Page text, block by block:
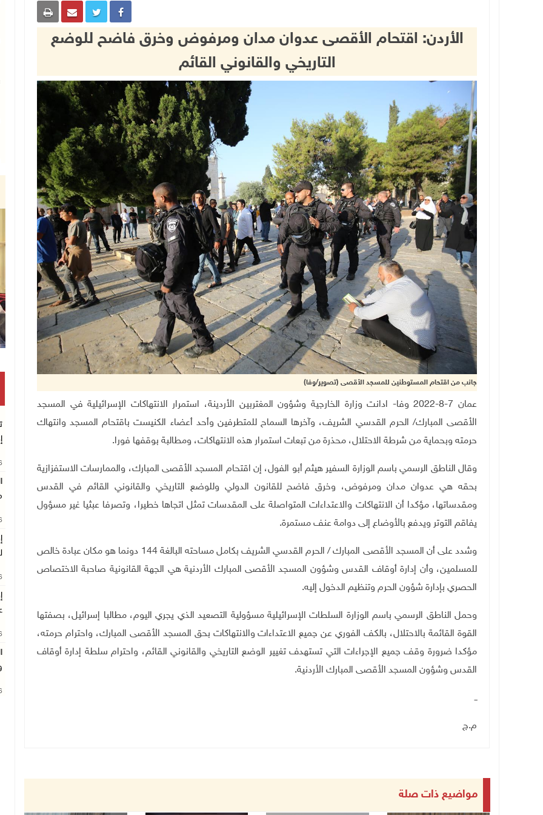
الأردن: اقتحام الأقصى عدوان مدان ومرفوض وخرق فاضح للوضع
التاريخي والقانوني القائم
جانب من اقتحام المستوطنين للمسجد الأقصى (تصوير/وفا)
عمان 7-8-2022 وفا- ادانت وزارة الخارجية وشؤون المغتربين الأردينة، استمرار الانتهاكات الإسرائيلية في المسجد
الأقصى المبارك/ الحرم القدسي الشريف، وآخرها السماح للمتطرفين وأحد أعضاء الكنيست باقتحام المسجد وانتهاك
حرمته وبحماية من شرطة الاحتلال، محذرة من تبعات استمرار هذه الانتهاكات، ومطالبة بوقفها فورا.
وقال الناطق الرسمي باسم الوزارة السفير هيثم أبو الفول، إن اقتحام المسجد الأقصى المبارك، والممارسات الاستفزازية
بحقه هي عدوان مدان ومرفوض، وخرق فاضح للقانون الدولي وللوضع التاريخي والقانوني القائم في القدس
ومقدساتها، مؤكدا أن الانتهاكات والاعتداءات المتواصلة على المقدسات تمثل اتجاها خطيرا، وتصرفا عبثيا غير مسؤول
يفاقم التوتر ويدفع بالأوضاع إلى دوامة عنف مستمرة.
وشدد على أن المسجد الأقصى المبارك / الحرم القدسي الشريف بكامل مساحته البالغة 144 دونما هو مكان عبادة خالص
للمسلمين، وأن إدارة أوقاف القدس وشؤون المسجد الأقصى المبارك الأردنية هي الجهة القانونية صاحبة الاختصاص
الحصري بإدارة شؤون الحرم وتنظيم الدخول إليه.
وحمل الناطق الرسمي باسم الوزارة السلطات الإسرائيلية مسؤولية التصعيد الذي يجري اليوم، مطالبا إسرائيل، بصفتها
القوة القائمة بالاحتلال، بالكف الفوري عن جميع الاعتداءات والانتهاكات بحق المسجد الأقصى المبارك، واحترام حرمته،
مؤكدا ضرورة وقف جميع الإجراءات التي تستهدف تغيير الوضع التاريخي والقانوني القائم، واحترام سلطة إدارة أوقاف
القدس وشؤون المسجد الأقصى المبارك الأردنية.
ــ
م.ج
مواضيع ذات صلة
وقفة بغزة للمطالبة بتمكين الطلبة من السفر